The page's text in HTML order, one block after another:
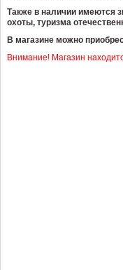
Также в наличии имеются
охоты, туризма
В магазине можно
Внимание! Магазин